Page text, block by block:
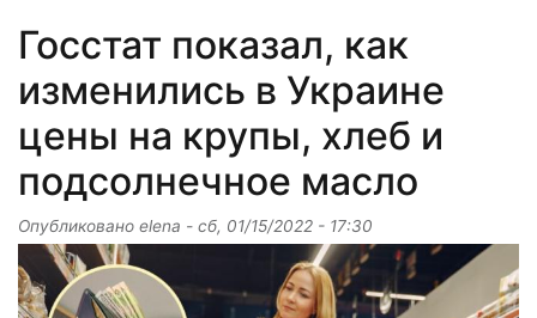
Госстат показал, как
изменились в Украине
цены на крупы, хлеб и
подсолнечное масло
Опубликовано elena - сб, 01/15/2022 - 17:30